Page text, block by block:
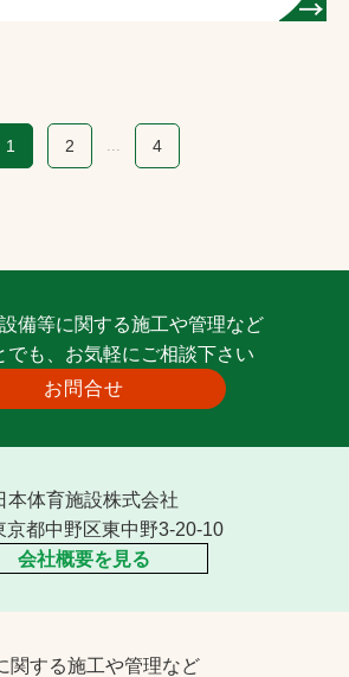
1 2 ... 4
備等に関する施工や管理など
でも、お気軽にご相談下さい
お問合せ
本体育施設株式会社
京都中野区東中野3-20-10
会社概要を見る
関する施工や管理など